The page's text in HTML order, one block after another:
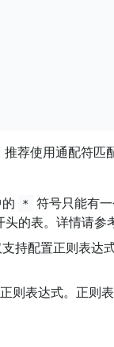
荐使用通配符匹
*
符号只能有一
头的表。详情请参
持配置正则表达
则表达式。正则